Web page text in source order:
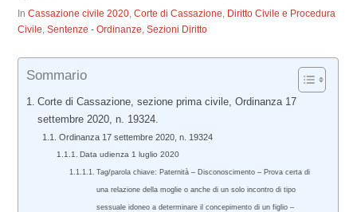
InCassazione civile 2020,Corte di Cassazione, Diritto Civile e Procedura
Civile,Sentenze - Ordinanze,Sezioni Diritto
Sommario
Corte di Cassazione, sezione prima civile, Ordinanza 17
settembre 2020, n. 19324.
Ordinanza 17 settembre 2020, n. 19324
Data udienza 1 luglio 2020
Tag/parola chiave: Paternità – Disconoscimento – Prova certa di
una relazione della moglie o anche di un solo incontro di tipo
sessuale idoneo a determinare il concepimento di un figlio –